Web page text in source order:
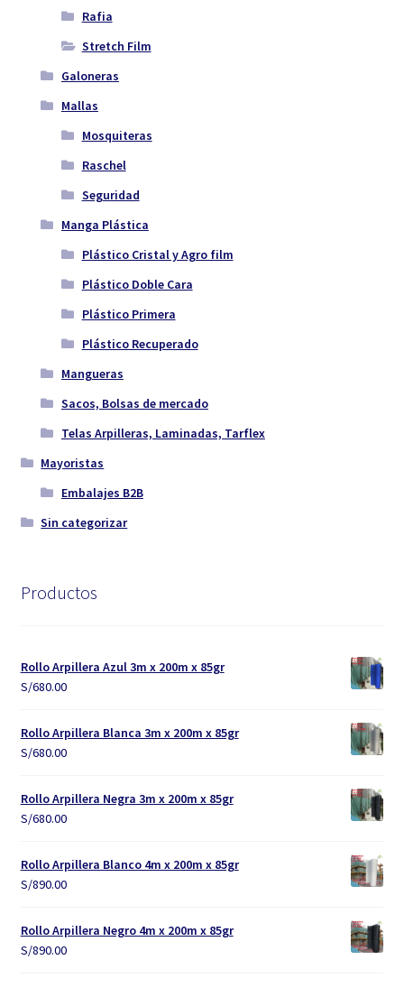
Rafia
Stretch Film
Galoneras
Mallas
Mosquiteras
Raschel
Seguridad
Manga Plástica
Plástico Cristal y Agro film
Plástico Doble Cara
Plástico Primera
Plástico Recuperado
Mangueras
Sacos, Bolsas de mercado
Telas Arpilleras, Laminadas, Tarflex
Mayoristas
Embalajes B2B
Sin categorizar
Productos
Rollo Arpillera Azul 3m x 200m x 85gr
S/680.00
Rollo Arpillera Blanca 3m x 200m x 85gr
S/680.00
Rollo Arpillera Negra 3m x 200m x 85gr
S/680.00
Rollo Arpillera Blanco 4m x 200m x 85gr
S/890.00
Rollo Arpillera Negro 4m x 200m x 85gr
S/890.00